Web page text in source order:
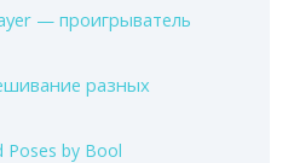
— проигрыватель
разных
Poses by Bool